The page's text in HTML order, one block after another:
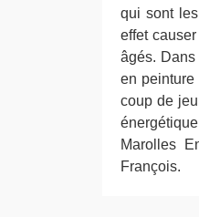
qui sont
effet
âgés.
en peinture
coup de
Marolles
François.